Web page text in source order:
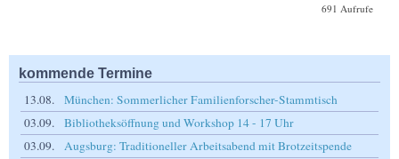
691 Aufrufe
kommende Termine
13.08.
München: Sommerlicher Familienforscher-Stammtisch
03.09.
Bibliotheksöffnung und Workshop 14 - 17 Uhr
03.09.
Augsburg: Traditioneller Arbeitsabend mit Brotzeitspende